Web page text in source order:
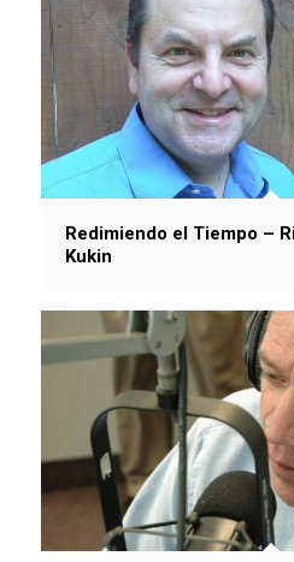
Redimiendo el Tiempo –
Kukin